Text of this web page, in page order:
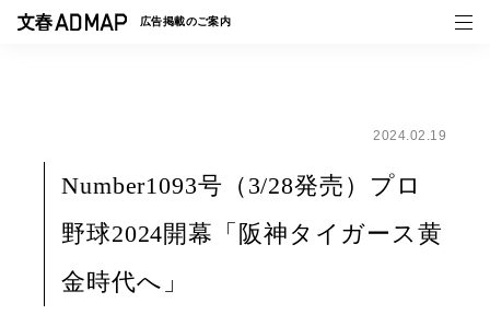
広告掲載のご案内
事例一覧
トピックス
2024.02.19
Number1093号（3/28発売）プロ
野球2024開幕「阪神タイガース黄
金時代へ」